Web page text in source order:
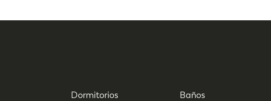
Dormitorios Baños